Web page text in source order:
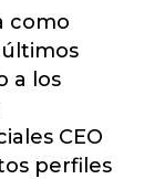
como
a los
CEO
perfiles